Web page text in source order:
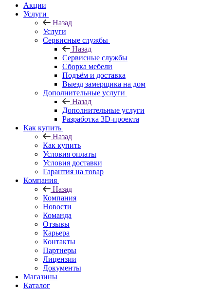
Акции
Услуги
Назад
Услуги
Сервисные службы
Назад
Сервисные службы
Сборка мебели
Подъём и доставка
Выезд замерщика на дом
Дополнительные услуги
Назад
Дополнительные услуги
Разработка 3D-проекта
Как купить
Назад
Как купить
Условия оплаты
Условия доставки
Гарантия на товар
Компания
Назад
Компания
Новости
Команда
Отзывы
Карьера
Контакты
Партнеры
Лицензии
Документы
Магазины
Каталог